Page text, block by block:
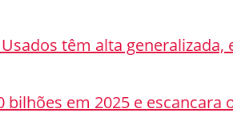
têm alta
bilhões em 2025 e